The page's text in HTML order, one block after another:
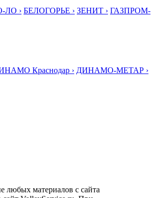
ЛО › БЕЛОГОРЬЕ › ЗЕНИТ › ГАЗПРОМ-
Краснодар › ДИНАМО-МЕТАР ›
любых материалов с сайта